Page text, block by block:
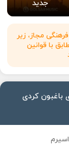
جدید
مجاز، زیر
با قوانین
باغبون کردی